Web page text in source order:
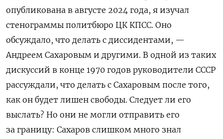
опубликована в августе 2024 года, я изучал
стенограммы политбюро ЦК КПСС. Оно
обсуждало, что делать с диссидентами, —
Андреем Сахаровым и другими. В одной из таких
дискуссий в конце 1970 годов руководители СССР
рассуждали, что делать с Сахаровым после того,
как он будет лишен свободы. Следует ли его
выслать? Но они не могли отправить его
за границу: Сахаров слишком много знал